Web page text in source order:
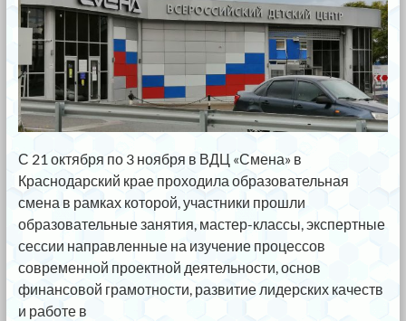
С 21 октября по 3 ноября в ВДЦ «Смена» в
Краснодарский крае проходила образовательная
смена в рамках которой, участники прошли
образовательные занятия, мастер-классы, экспертные
сессии направленные на изучение процессов
современной проектной деятельности, основ
финансовой грамотности, развитие лидерских качеств
и работе в